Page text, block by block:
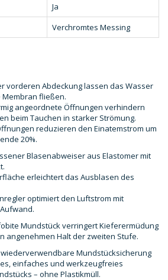
Ja
Verchromtes Messing
vorderen Abdeckung lassen das Wasser
fließen.
angeordnete Öffnungen verhindern
beim Tauchen in starker Strömung.
reduzieren den Einatemstrom um
20%.
Blasenabweiser aus Elastomer mit
erleichtert das Ausblasen des
optimiert den Luftstrom mit
Mundstück verringert Kieferermüdung
angenehmen Halt der zweiten Stufe.
Mundstücksicherung
einfaches und werkzeugfreies
– ohne Plastikmüll.